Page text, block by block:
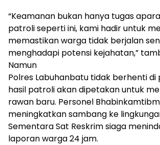
“Keamanan bukan hanya tugas
patroli seperti ini, kami hadir untuk
memastikan warga tidak berjalan
menghadapi potensi kejahatan,”
Namun
Polres Labuhanbatu tidak berhenti di
hasil patroli akan dipetakan untuk
rawan baru. Personel
meningkatkan sambang ke
Sementara Sat Reskrim siaga
laporan warga 24 jam.